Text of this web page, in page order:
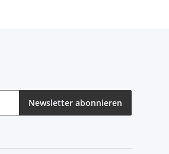
Newsletter abonnieren